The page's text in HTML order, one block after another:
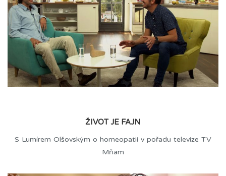
ŽIVOT JE FAJN
S Lumírem Olšovským o homeopatii v pořadu televize TV
Mňam